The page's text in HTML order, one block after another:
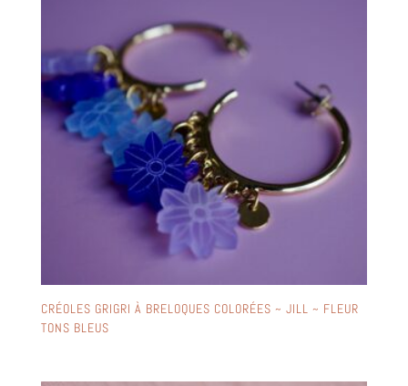
CRÉOLES GRIGRI À BRELOQUES COLORÉES ~ JILL ~ FLEUR
TONS BLEUS